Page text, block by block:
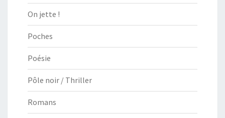
On jette !
Poches
Poésie
Pôle noir / Thriller
Romans